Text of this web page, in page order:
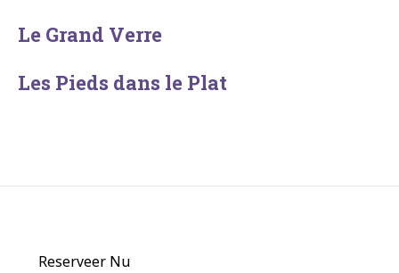
Le Grand Verre
Les Pieds dans le Plat
Reserveer Nu